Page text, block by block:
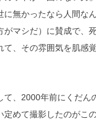
に無かったなら人間な
がマシだ）に賛成で、
て、その雰囲気を肌感
て、2000年前にくだん
定めて撮影したのがこ